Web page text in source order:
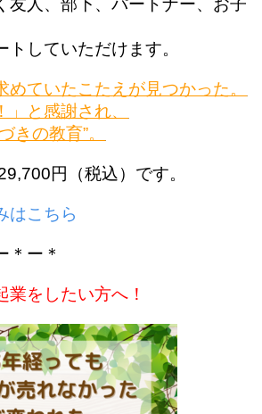
友人、部下、パートナー、お子
トしていただけます。
めていたこたえが見つかった。
と感謝され、
きの教育”。
円（税込）です。
はこちら
＊ー＊
業をしたい方へ！